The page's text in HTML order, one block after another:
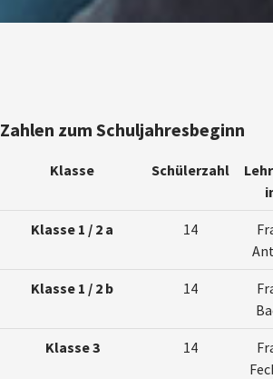
Zahlen zum Schuljahresbeginn
Klasse Schülerzahl
Klasse 1 / 2 a 14
Klasse 1 / 2 b 14
Klasse 3 14